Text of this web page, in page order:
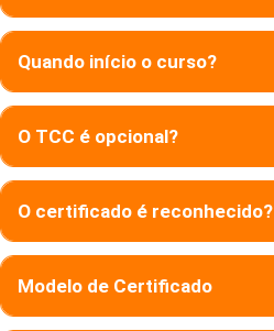
Quando início o curso?
O TCC é opcional?
O certificado é reconhecido?
Modelo de Certificado